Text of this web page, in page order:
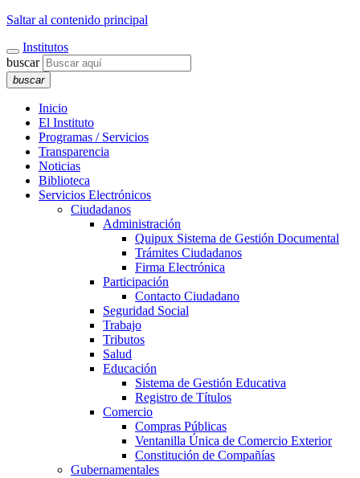
Saltar al contenido principal
Institutos
buscar
buscar
Inicio
El Instituto
Programas / Servicios
Transparencia
Noticias
Biblioteca
Servicios Electrónicos
Ciudadanos
Administración
Quipux Sistema de Gestión Documental
Trámites Ciudadanos
Firma Electrónica
Participación
Contacto Ciudadano
Seguridad Social
Trabajo
Tributos
Salud
Educación
Sistema de Gestión Educativa
Registro de Títulos
Comercio
Compras Públicas
Ventanilla Única de Comercio Exterior
Constitución de Compañías
Gubernamentales